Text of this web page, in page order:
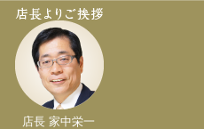
店長 家中栄一